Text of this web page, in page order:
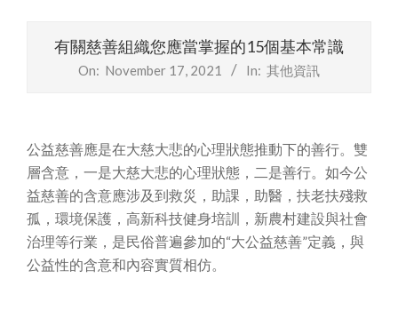
有關慈善組織您應當掌握的15個基本常識
On: November 17, 2021 In: 其他資訊
公益慈善應是在大慈大悲的心理狀態推動下的善行。雙
層含意，一是大慈大悲的心理狀態，二是善行。如今公
益慈善的含意應涉及到救災，助課，助醫，扶老扶殘救
孤，環境保護，高新科技健身培訓，新農村建設與社會
治理等行業，是民俗普遍參加的“大公益慈善”定義，與
公益性的含意和內容實質相仿。